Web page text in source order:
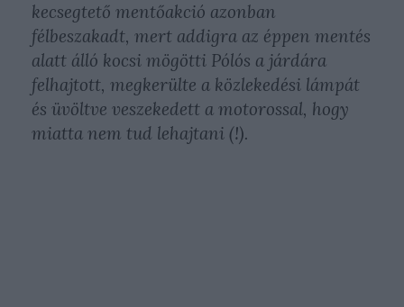
kecsegtető mentőakció azonban
félbeszakadt, mert addigra az éppen mentés
alatt álló kocsi mögötti Pólós a járdára
felhajtott, megkerülte a közlekedési lámpát
és üvöltve veszekedett a motorossal, hogy
miatta nem tud lehajtani (!).